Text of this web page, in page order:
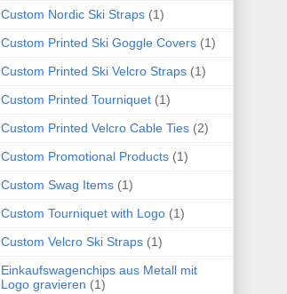
Custom Nordic Ski Straps (1)
Custom Printed Ski Goggle Covers (1)
Custom Printed Ski Velcro Straps (1)
Custom Printed Tourniquet (1)
Custom Printed Velcro Cable Ties (2)
Custom Promotional Products (1)
Custom Swag Items (1)
Custom Tourniquet with Logo (1)
Custom Velcro Ski Straps (1)
Einkaufswagenchips aus Metall mit
Logo gravieren (1)